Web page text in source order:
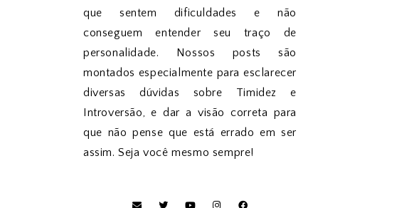
que sentem dificuldades e não
conseguem entender seu traço de
personalidade. Nossos posts são
montados especialmente para esclarecer
diversas dúvidas sobre Timidez e
Introversão, e dar a visão correta para
que não pense que está errado em ser
assim. Seja você mesmo sempre!